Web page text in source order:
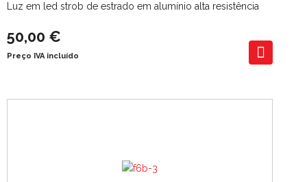
Luz em led strob de estrado em alumínio alta resistência
50,00 €
Preço IVA incluído